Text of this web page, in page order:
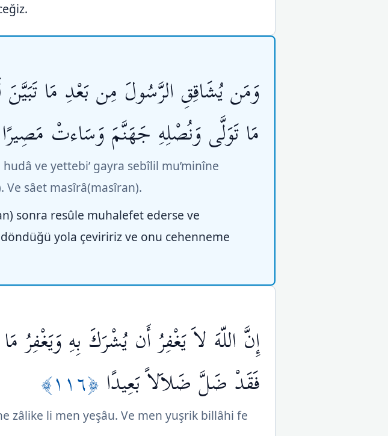
وَمَن يُشَاقِقِ الرَّسُولَ مِن بَعْدِ مَا تَبَيَّنَ
مَا تَوَلَّى وَنُصْلِهِ جَهَنَّمَ وَسَاءتْ مَصِيرًا
ve yettebi’ gayra sebîlil mu’minîne
Ve sâet masîrâ(masîran).
sonra resûle muhalefet ederse ve
yola çeviririz ve onu cehenneme
إِنَّ اللّهَ لاَ يَغْفِرُ أَن يُشْرَكَ بِهِ
فَقَدْ ضَلَّ ضَلاَلاً بَعِيدًا ﴿١١٦﴾
zâlike li men yeşâu. Ve men yuşrik billâhi fe